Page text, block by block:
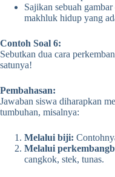
Sajikan sebuah
makhluk hidup yang
Contoh Soal 6:
Sebutkan dua cara
satunya!
Pembahasan:
Jawaban siswa diharapkan
tumbuhan, misalnya:
Melalui biji:
Melalui
cangkok, stek, tunas.